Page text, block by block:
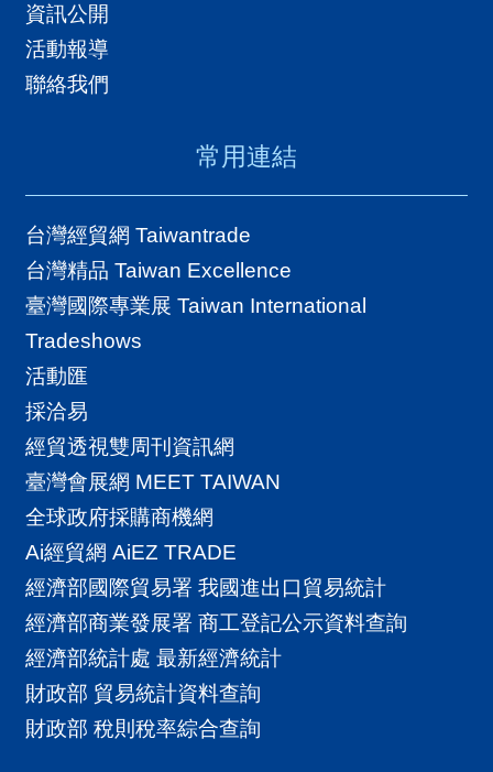
資訊公開
活動報導
聯絡我們
常用連結
台灣經貿網 Taiwantrade
台灣精品 Taiwan Excellence
臺灣國際專業展 Taiwan International
Tradeshows
活動匯
採洽易
經貿透視雙周刊資訊網
臺灣會展網 MEET TAIWAN
全球政府採購商機網
Ai經貿網 AiEZ TRADE
經濟部國際貿易署 我國進出口貿易統計
經濟部商業發展署 商工登記公示資料查詢
經濟部統計處 最新經濟統計
財政部 貿易統計資料查詢
財政部 稅則稅率綜合查詢